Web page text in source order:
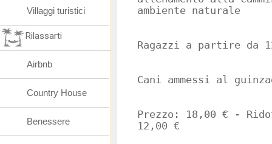
ambiente naturale
Ragazzi a partire da
Cani ammessi al
Prezzo: 18,00 € -
12,00 €
Villaggi turistici
Rilassarti
Airbnb
Country House
Benessere